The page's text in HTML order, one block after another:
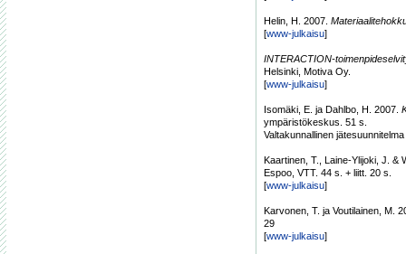
Helin, H. 2007.
[www-julkaisu]
INTERACTION-
Helsinki, Motiva Oy.
[www-julkaisu]
Isomäki, E. ja Dahlbo, H. 2007.
ympäristökeskus. 51 s.
Valtakunnallinen
Kaartinen, T., Laine-Ylijoki, J. &
Espoo, VTT. 44 s. + liitt. 20 s.
[www-julkaisu]
Karvonen, T. ja Voutilainen, M.
29
[www-julkaisu]